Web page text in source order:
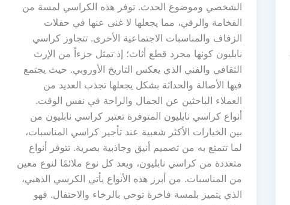
الشخصي وموضوع الحدث. توفر هذه الكراسي لمسة من
الفخامة والرقي، مما يجعلها لا غنى عنها في حفلات
الزفاف والمناسبات الاجتماعية الأخرى. تتجاوز كراسي
نابليون كونها مجرد قطع أثاث؛ إذ تمثل جزءاً من الإرث
الثقافي والفني الذي يعكس التاريخ الأوروبي. حيث يجتمع
فيها الأصالة والحداثة بشكل يجعلها تجذب العديد من
العملاء الباحثين عن الجمال والراحة في نفس الوقت.
أنواع كراسي نابليون المتوفرة تعتبر كراسي نابليون من
بين الخيارات الأكثر شعبية عند تأجير كراسي المناسبات،
لما تتمتع به من تصميم أنيق وجاذبية بصرية. تتوفر أنواع
متعددة من كراسي نابليون، ويعد كل نوع ملائمًا لنوع معين
من المناسبات. من أبرز هذه الأنواع يأتي الكرسي الذهبي،
الذي يتميز بلمسة فاخرة توحي بالرخاء والاحتفال. فهو